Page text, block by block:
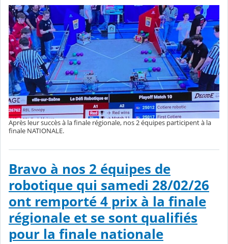
Après leur succès à la finale régionale, nos 2 équipes participent à la
finale NATIONALE.
Bravo à nos 2 équipes de
robotique qui samedi 28/02/26
ont remporté 4 prix à la finale
régionale et se sont qualifiés
pour la finale nationale